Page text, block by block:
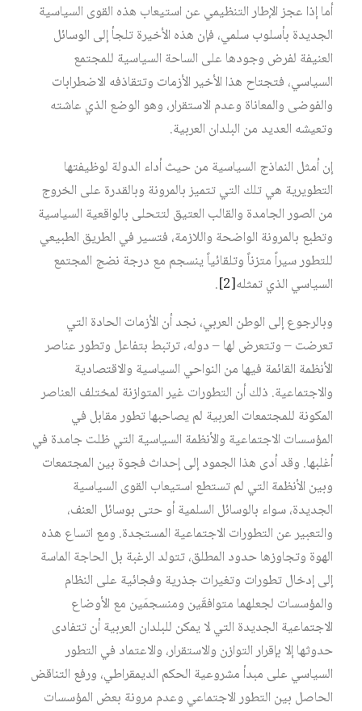
أما إذا عجز الإطار التنظيمي عن استيعاب هذه القوى السياسية
الجديدة بأسلوب سلمي، فإن هذه الأخيرة تلجأ إلى الوسائل
العنيفة لفرض وجودها على الساحة السياسية للمجتمع
السياسي، فتجتاح هذا الأخير الأزمات وتتقاذفه الاضطرابات
والفوضى والمعاناة وعدم الاستقرار، وهو الوضع الذي عاشته
وتعيشه العديد من البلدان العربية.
إن أمثل النماذج السياسية من حيث أداء الدولة لوظيفتها
التطويرية هي تلك التي تتميز بالمرونة وبالقدرة على الخروج
من الصور الجامدة والقالب العتيق لتتحلى بالواقعية السياسية
وتطبع بالمرونة الواضحة واللازمة، فتسير في الطريق الطبيعي
للتطور سيراً متزناً وتلقائياً ينسجم مع درجة نضج المجتمع
السياسي الذي تمثله[2]
.
وبالرجوع إلى الوطن العربي، نجد أن الأزمات الحادة التي
تعرضت – وتتعرض لها – دوله، ترتبط بتفاعل وتطور عناصر
الأنظمة القائمة فيها من النواحي السياسية والاقتصادية
والاجتماعية. ذلك أن التطورات غير المتوازنة لمختلف العناصر
المكونة للمجتمعات العربية لم يصاحبها تطور مقابل في
المؤسسات الاجتماعية والأنظمة السياسية التي ظلت جامدة في
أغلبها. وقد أدى هذا الجمود إلى إحداث فجوة بين المجتمعات
وبين الأنظمة التي لم تستطع استيعاب القوى السياسية
الجديدة، سواء بالوسائل السلمية أو حتى بوسائل العنف،
والتعبير عن التطورات الاجتماعية المستجدة. ومع اتساع هذه
الهوة وتجاوزها حدود المطلق، تتولد الرغبة بل الحاجة الماسة
إلى إدخال تطورات وتغيرات جذرية وفجائية على النظام
والمؤسسات لجعلهما متوافقَين ومنسجمَين مع الأوضاع
الاجتماعية الجديدة التي لا يمكن للبلدان العربية أن تتفادى
حدوثها إلا بإقرار التوازن والاستقرار، والاعتماد في التطور
السياسي على مبدأ مشروعية الحكم الديمقراطي، ورفع التناقض
الحاصل بين التطور الاجتماعي وعدم مرونة بعض المؤسسات